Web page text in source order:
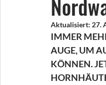
Aktualisiert: 27.
IMMER
AUGE, UM
KÖNNEN.